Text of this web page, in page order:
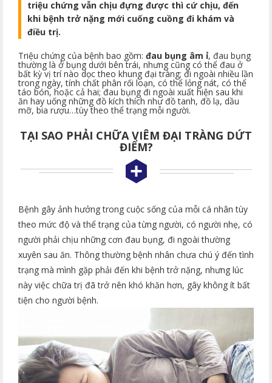
triệu chứng vẫn chịu đựng được thì cứ chịu, đến
khi bệnh trở nặng mới cuống cuồng đi khám và
điều trị.
Triệu chứng của bệnh bao gồm: đau bụng âm ỉ, đau bụng
thường là ở bụng dưới bên trái, nhưng cũng có thể đau ở
bất kỳ vị trí nào dọc theo khung đại tràng; đi ngoài nhiều lần
trong ngày, tính chất phân rối loạn, có thể lỏng nát, có thể
táo bón, hoặc cả hai; đau bụng đi ngoài xuất hiện sau khi
ăn hay uống những đồ kích thích như đồ tanh, đồ lạ, dầu
mỡ, bia rượu…tùy theo thể trạng mỗi người.
TẠI SAO PHẢI CHỮA VIÊM ĐẠI TRÀNG DỨT
ĐIỂM?
Bệnh gây ảnh hưởng trong cuộc sống của mỗi cá nhân tùy
theo mức độ và thể trạng của từng người, có người nhẹ, có
người phải chịu những cơn đau bụng, đi ngoài thường
xuyên sau ăn. Thông thường bệnh nhân chưa chú ý đến tình
trạng mà mình gặp phải đến khi bệnh trở nặng, nhưng lúc
này việc chữa trị đã trở nên khó khăn hơn, gây không ít bất
tiện cho người bệnh.